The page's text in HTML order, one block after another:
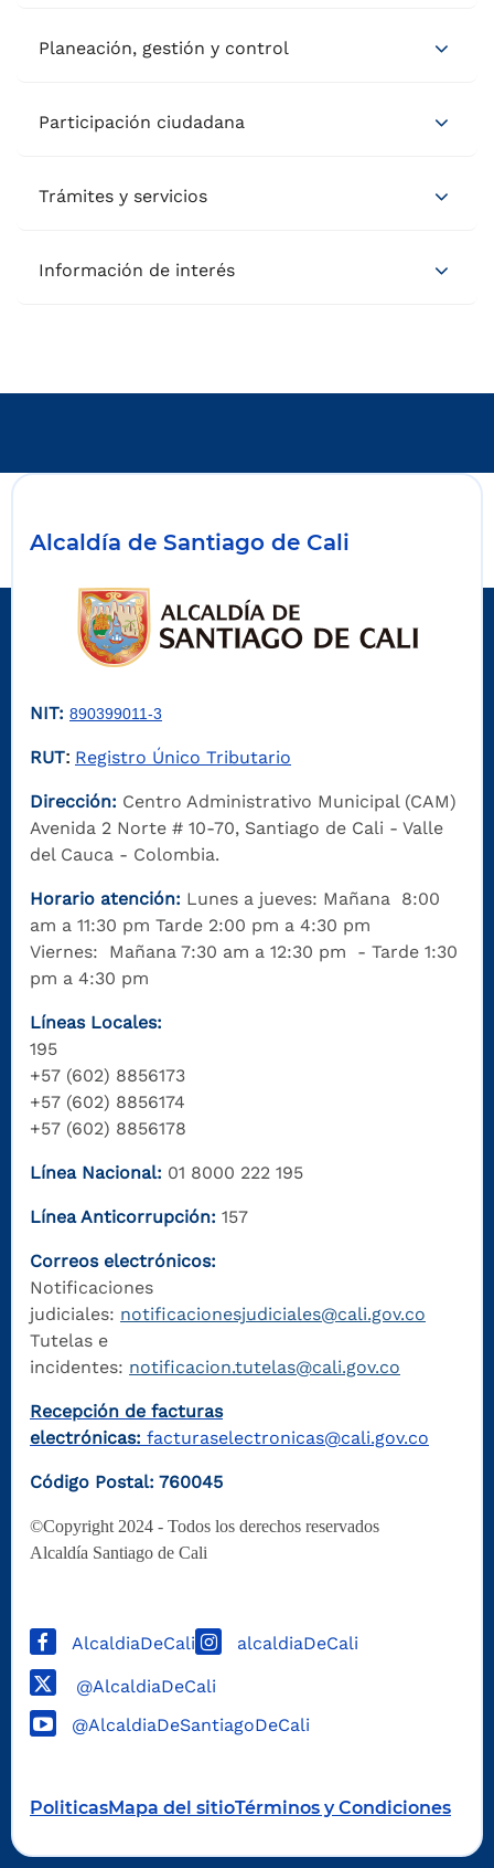
Planeación, gestión y control
Participación ciudadana
Trámites y servicios
Información de interés
Alcaldía de Santiago de Cali
NIT: 890399011-3
RUT: Registro Único Tributario
Dirección: Centro Administrativo Municipal (CAM)
Avenida 2 Norte # 10-70, Santiago de Cali - Valle
del Cauca - Colombia.
Horario atención: Lunes a jueves: Mañana 8:00
am a 11:30 pm Tarde 2:00 pm a 4:30 pm
Viernes: Mañana 7:30 am a 12:30 pm - Tarde 1:30
pm a 4:30 pm
Líneas Locales:
195
+57 (602) 8856173
+57 (602) 8856174
+57 (602) 8856178
Línea Nacional: 01 8000 222 195
Línea Anticorrupción: 157
Correos electrónicos:
Notificaciones
judiciales: notificacionesjudiciales@cali.gov.co
Tutelas e
incidentes: notificacion.tutelas@cali.gov.co
Recepción de facturas
electrónicas: facturaselectronicas@cali.gov.co
Código Postal: 760045
©Copyright 2024 - Todos los derechos reservados
Alcaldía Santiago de Cali
AlcaldiaDeCali alcaldiaDeCali
@AlcaldiaDeCali
@AlcaldiaDeSantiagoDeCali
PoliticasMapa del sitioTérminos y Condiciones